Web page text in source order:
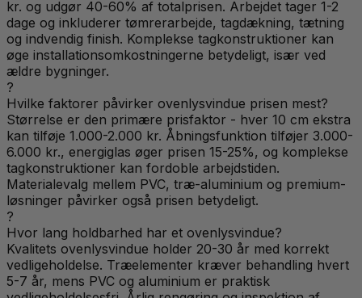
kr. og udgør 40-60% af totalprisen. Arbejdet tager 1-2
dage og inkluderer tømrerarbejde, tagdækning, tætning
og indvendig finish. Komplekse tagkonstruktioner kan
øge installationsomkostningerne betydeligt, især ved
ældre bygninger.
?
Hvilke faktorer påvirker ovenlysvindue prisen mest?
Størrelse er den primære prisfaktor - hver 10 cm ekstra
kan tilføje 1.000-2.000 kr. Åbningsfunktion tilføjer 3.000-
6.000 kr., energiglas øger prisen 15-25%, og komplekse
tagkonstruktioner kan fordoble arbejdstiden.
Materialevalg mellem PVC, træ-aluminium og premium-
løsninger påvirker også prisen betydeligt.
?
Hvor lang holdbarhed har et ovenlysvindue?
Kvalitets ovenlysvindue holder 20-30 år med korrekt
vedligeholdelse. Træelementer kræver behandling hvert
5-7 år, mens PVC og aluminium er praktisk